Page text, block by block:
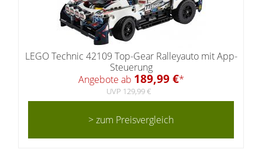
LEGO Technic 42109 Top-Gear Ralleyauto mit App-
Steuerung
Angebote ab 189,99 €*
UVP 129,99 €
> zum Preisvergleich